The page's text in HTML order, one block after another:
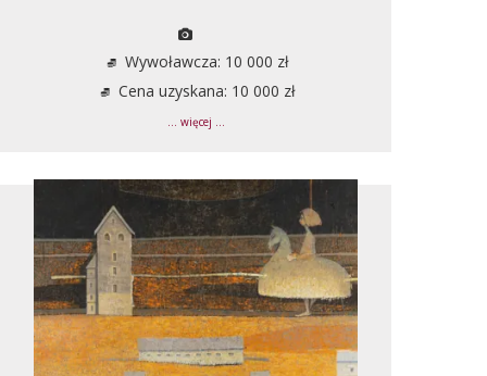
Wywoławcza: 10 000 zł
Cena uzyskana: 10 000 zł
... więcej ...